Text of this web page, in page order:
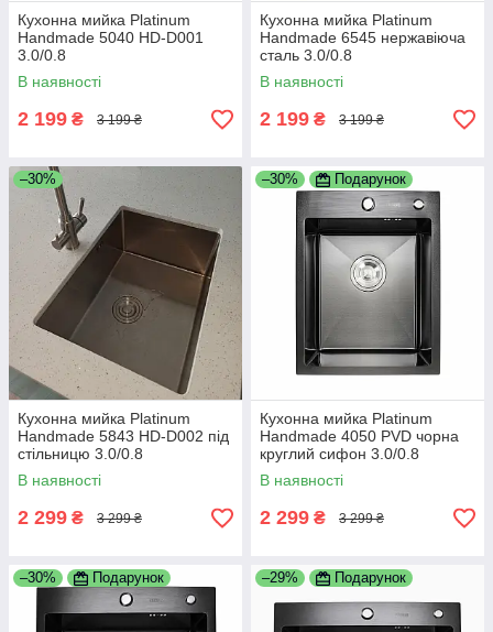
Кухонна мийка Platinum
Handmade 5040 HD-D001
3.0/0.8
В наявності
2 199 ₴ 3 199 ₴
Кухонна мийка Platinum
Handmade 6545 нержавіюча
сталь 3.0/0.8
В наявності
2 199 ₴ 3 199 ₴
–30%
Кухонна мийка Platinum
Handmade 5843 HD-D002 під
стільницю 3.0/0.8
В наявності
2 299 ₴ 3 299 ₴
–30% Подарунок
Кухонна мийка Platinum
Handmade 4050 PVD чорна
круглий сифон 3.0/0.8
В наявності
2 299 ₴ 3 299 ₴
–30% Подарунок –29% Подарунок